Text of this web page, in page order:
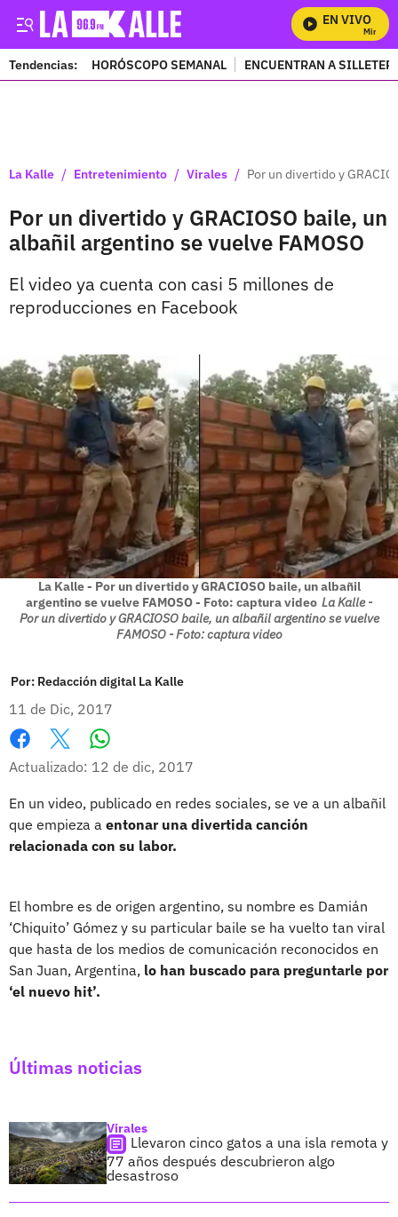
EN VIVO
Mira
Tendencias: HORÓSCOPO SEMANAL ENCUENTRAN A
La Kalle / Entretenimiento / Virales / Por un divertido y
Por un divertido y GRACIOSO baile, un
albañil argentino se vuelve FAMOSO
El video ya cuenta con casi 5 millones de
reproducciones en Facebook
La Kalle - Por un divertido y GRACIOSO baile, un albañil
argentino se vuelve FAMOSO - Foto: captura video La Kalle -
Por un divertido y GRACIOSO baile, un albañil argentino se vuelve
FAMOSO - Foto: captura video
Por: Redacción digital La Kalle
11 de Dic, 2017
Facebook
X
Actualizado: 12 de dic, 2017
En un video, publicado en redes sociales, se ve a un albañil
que empieza a entonar una divertida canción
relacionada con su labor.
El hombre es de origen argentino, su nombre es Damián
‘Chiquito’ Gómez y su particular baile se ha vuelto tan viral
que hasta de los medios de comunicación reconocidos en
San Juan, Argentina, lo han buscado para preguntarle por
‘el nuevo hit’.
Últimas noticias
Virales
Llevaron cinco gatos a una isla remota y
77 años después descubrieron algo
desastroso